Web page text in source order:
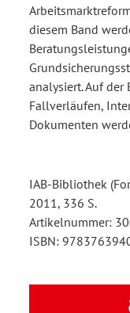
diesem Band
analysiert. Auf der
Fallverläufen,
Dokumenten
IAB-Bibliothek
2011, 336 S.
Artikelnummer:
ISBN: